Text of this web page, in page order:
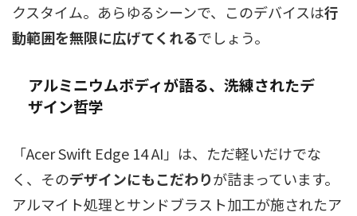
クスタイム。あらゆるシーンで、このデバイスは行
動範囲を無限に広げてくれるでしょう。
アルミニウムボディが語る、洗練されたデ
ザイン哲学
「Acer Swift Edge 14 AI」は、ただ軽いだけでな
く、そのデザインにもこだわりが詰まっています。
アルマイト処理とサンドブラスト加工が施されたア